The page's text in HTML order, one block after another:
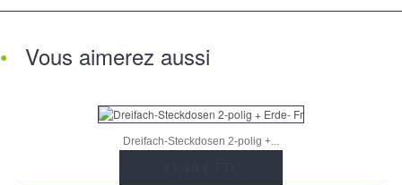
Vous aimerez aussi
Dreifach-Steckdosen 2-polig +...